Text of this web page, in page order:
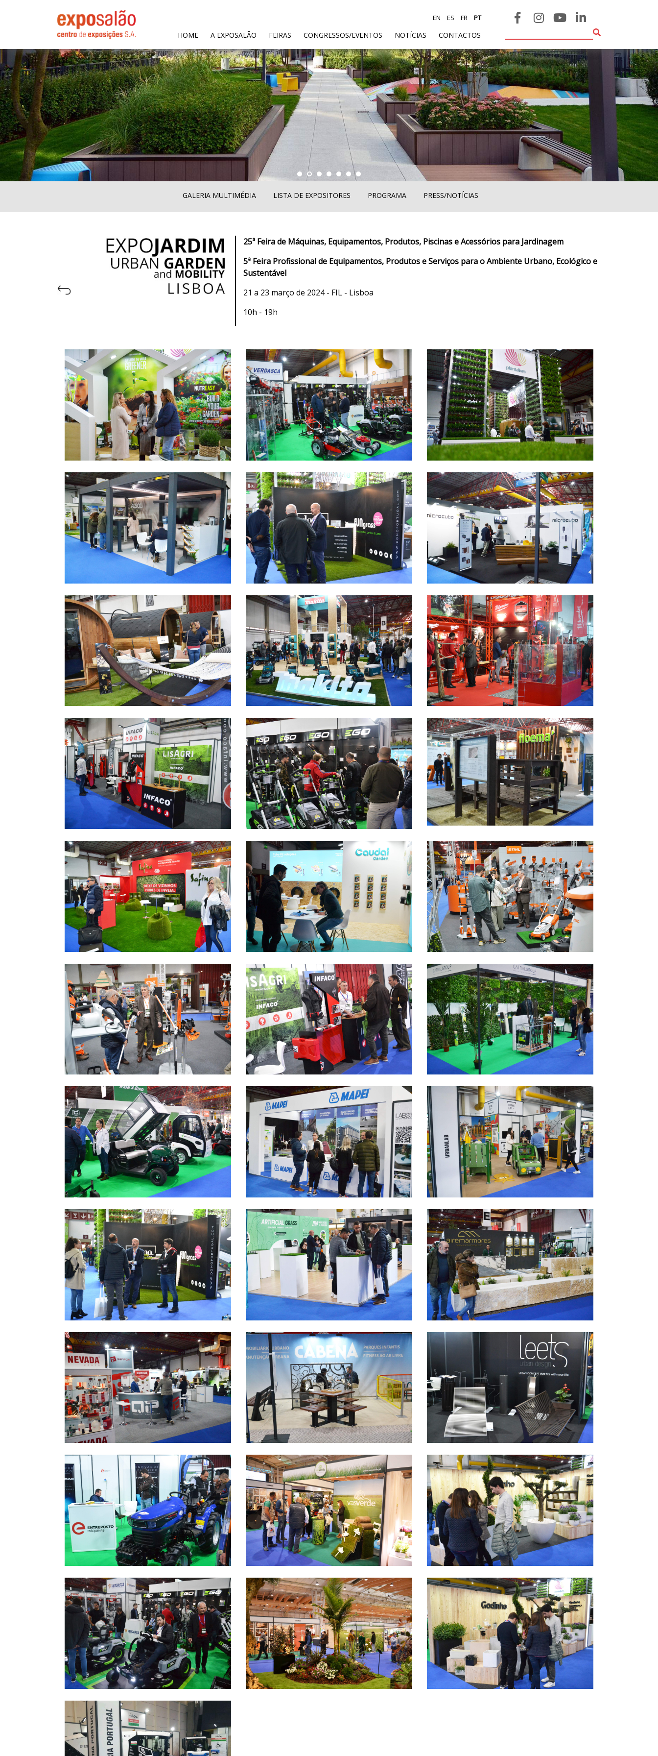
HOME(CURRENT)
A EXPOSALÃO FEIRAS CONGRESSOS/EVENTOS NOTÍCIAS CONTACTOS
EN ES FR PT
GALERIA MULTIMÉDIA LISTA DE EXPOSITORES PROGRAMA PRESS/NOTÍCIAS
25ª Feira de Máquinas, Equipamentos, Produtos, Piscinas e Acessórios para Jardinagem
5ª Feira Profissional de Equipamentos, Produtos e Serviços para o Ambiente Urbano, Ecológico e
Sustentável
21 a 23 março de 2024 - FIL - Lisboa
10h - 19h